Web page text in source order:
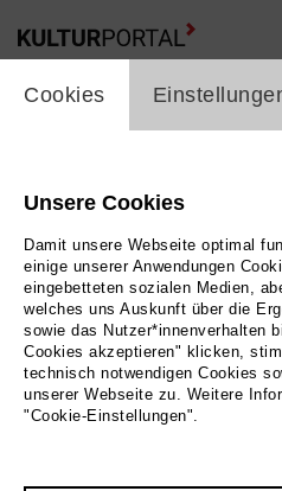
cookie_layer
Cookies
Unsere Cookies
Damit unsere Webseite optimal
einige unserer Anwendungen
eingebetteten sozialen Medien,
welches uns Auskunft über die
sowie das Nutzer*innenverhalten
Cookies akzeptieren" klicken,
technisch notwendigen Cookies
unserer Webseite zu. Weitere
"Cookie-Einstellungen".